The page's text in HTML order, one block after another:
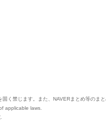
く禁じます。
また、NAVERまとめ等のま
applicable laws.